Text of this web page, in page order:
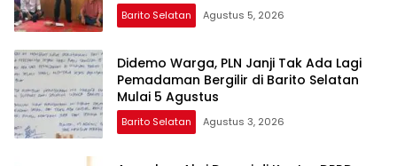
Barito Selatan Agustus 5, 2026
Didemo Warga, PLN Janji Tak Ada Lagi
Pemadaman Bergilir di Barito Selatan
Mulai 5 Agustus
Barito Selatan Agustus 3, 2026